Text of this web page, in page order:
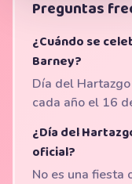
Preguntas
¿Cuándo se
Barney?
Día del
cada año el 16
¿Día del
oficial?
No es una fiesta